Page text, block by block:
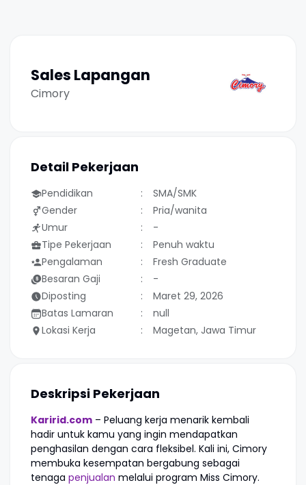
Sales Lapangan
Cimory
Detail Pekerjaan
Pendidikan
SMA/SMK
Gender
Pria/wanita
Umur
-
Tipe Pekerjaan
Penuh waktu
Pengalaman
Fresh Graduate
Besaran Gaji
-
Diposting
Maret 29, 2026
Batas Lamaran
null
Lokasi Kerja
Magetan, Jawa Timur
Deskripsi Pekerjaan
Karirid.com – Peluang kerja menarik kembali
hadir untuk kamu yang ingin mendapatkan
penghasilan dengan cara fleksibel. Kali ini, Cimory
membuka kesempatan bergabung sebagai
tenaga penjualan melalui program Miss Cimory.